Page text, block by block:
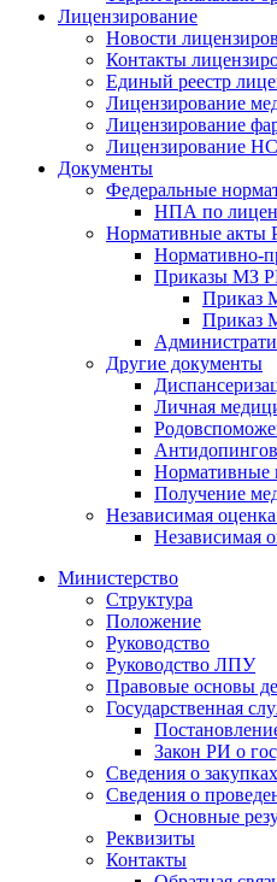
Лицензирование
Новости
Контакты
Единый реестр
Лицензирование
Лицензирование
Лицензирование
Документы
Федеральные
НПА по
Нормативные акты
Нормативно-
Приказы МЗ
Приказ
Приказ
Другие документы
Личная
Нормативные
Получение
Независимая
Независимая
Министерство
Структура
Положение
Руководство
Руководство ЛПУ
Правовые основы
Государственная
Закон РИ о
Сведения о закупках
Сведения о
Основные
Реквизиты
Контакты